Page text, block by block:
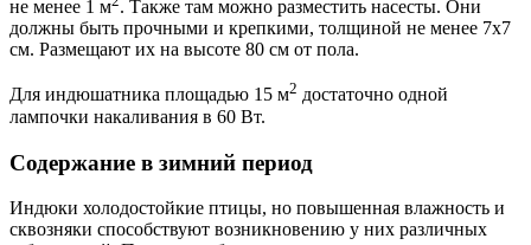
не менее 1 м . Также там можно разместить насесты. Они
должны быть прочными и крепкими, толщиной не менее 7х7
см. Размещают их на высоте 80 см от пола.
Для индюшатника площадью 15 м2 достаточно одной
лампочки накаливания в 60 Вт.
Содержание в зимний период
Индюки холодостойкие птицы, но повышенная влажность и
сквозняки способствуют возникновению у них различных